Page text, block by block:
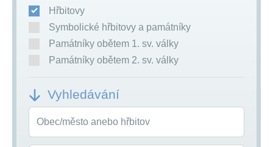
Hřbitovy
Symbolické hřbitovy a památníky
Památníky obětem 1. sv. války
Památníky obětem 2. sv. války
Vyhledávání
Obec/město anebo hřbitov